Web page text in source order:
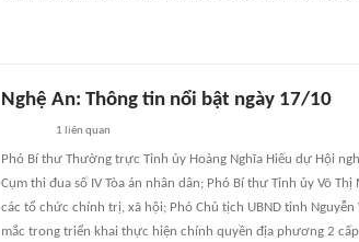
Nghệ An: Thông tin nổi bật ngày 17/10
1 liên quan
Phó Bí thư Thường trực Tỉnh ủy Hoàng Nghĩa Hiếu dự Hội
Cụm thi đua số IV Tòa án nhân dân; Phó Bí thư Tỉnh ủy Võ
các tổ chức chính trị, xã hội; Phó Chủ tịch UBND tỉnh
mắc trong triển khai thực hiện chính quyền địa phương 2